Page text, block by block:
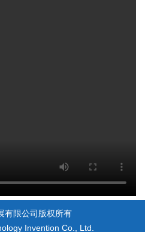
有限公司版权所有
Invention Co., Ltd.